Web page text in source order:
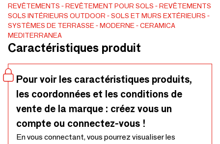
la pose de carreaux à l'intérieur et à l'extérieur. Sa surface
texturée antidérapante (R10 et R11) et ses qualités
robustes en font un excellent choix pour les zones à fort
trafic. Couleurs : Beige, Blanc, Gris | Formats : 60x60 cm,
60x120 cm | Epaisseur : 9 mm et 20 mm | Edition spéciale :
300x600x8 mm
REVÊTEMENTS REVÊTEMENT POUR SOLS
REVÊTEMENTS
SOLS INTÉRIEURS OUTDOOR
SOLS ET MURS EXTÉRIEURS
SYSTÈMES DE TERRASSE
MODERNE
CERAMICA
MEDITERRANEA
Caractéristiques produit
Pour voir les caractéristiques produits,
les coordonnées et les conditions de
vente de la marque : créez vous un
compte ou connectez-vous !
En vous connectant, vous pourrez visualiser les